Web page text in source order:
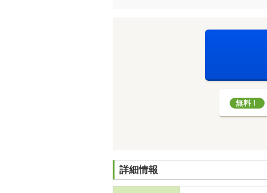
無料！
詳細情報